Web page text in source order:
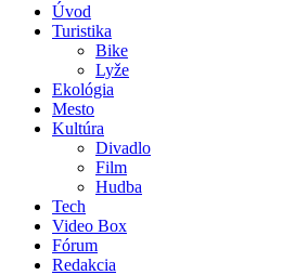
Úvod
Turistika
Bike
Lyže
Ekológia
Mesto
Kultúra
Divadlo
Film
Hudba
Tech
Video Box
Fórum
Redakcia